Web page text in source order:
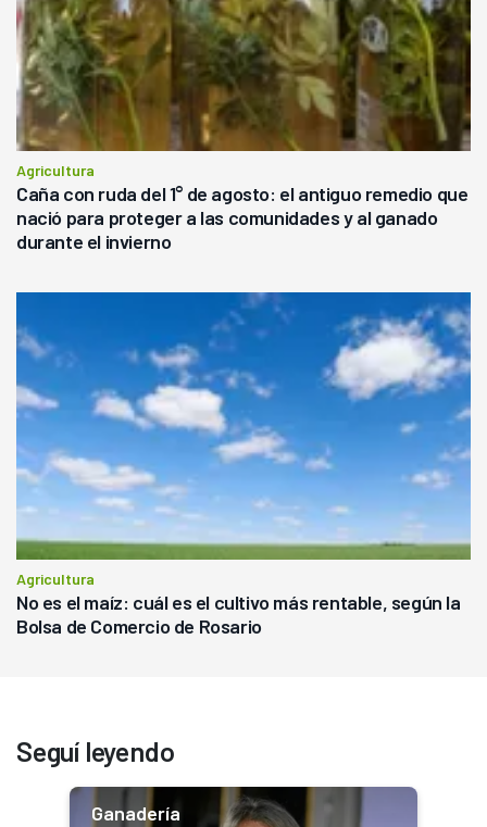
Agricultura
Caña con ruda del 1° de agosto: el antiguo remedio que
nació para proteger a las comunidades y al ganado
durante el invierno
Agricultura
No es el maíz: cuál es el cultivo más rentable, según la
Bolsa de Comercio de Rosario
Seguí leyendo
Ganadería